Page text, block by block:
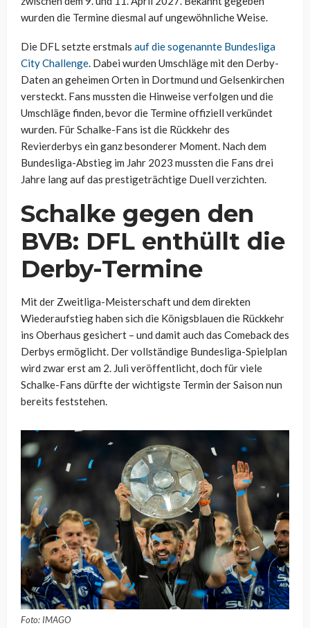
wurden die Termine diesmal auf ungewöhnliche Weise.
Die DFL setzte erstmals auf die sogenannte Bundesliga
City Challenge. Dabei wurden Umschläge mit den Derby-
Daten an geheimen Orten in Dortmund und Gelsenkirchen
versteckt. Fans mussten die Hinweise verfolgen und die
Umschläge finden, bevor die Termine offiziell verkündet
wurden. Für Schalke-Fans ist die Rückkehr des
Revierderbys ein ganz besonderer Moment. Nach dem
Bundesliga-Abstieg im Jahr 2023 mussten die Fans drei
Jahre lang auf das prestigeträchtige Duell verzichten.
Schalke gegen den
BVB: DFL enthüllt die
Derby-Termine
Mit der Zweitliga-Meisterschaft und dem direkten
Wiederaufstieg haben sich die Königsblauen die Rückkehr
ins Oberhaus gesichert – und damit auch das Comeback des
Derbys ermöglicht. Der vollständige Bundesliga-Spielplan
wird zwar erst am 2. Juli veröffentlicht, doch für viele
Schalke-Fans dürfte der wichtigste Termin der Saison nun
bereits feststehen.
Foto: IMAGO